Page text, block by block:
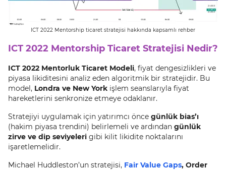
ICT 2022 Mentorship ticaret stratejisi hakkında kapsamlı rehber
ICT 2022 Mentorship Ticaret Stratejisi Nedir?
ICT 2022 Mentorluk Ticaret Modeli, fiyat dengesizlikleri ve
piyasa likiditesini analiz eden algoritmik bir stratejidir. Bu
model, Londra ve New York işlem seanslarıyla fiyat
hareketlerini senkronize etmeye odaklanır.
Stratejiyi uygulamak için yatırımcı önce günlük bias’ı
(hakim piyasa trendini) belirlemeli ve ardından günlük
zirve ve dip seviyeleri gibi kilit likidite noktalarını
işaretlemelidir.
Michael Huddleston’un stratejisi, Fair Value Gaps, Order